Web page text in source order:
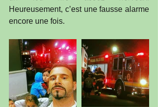
Heureusement, c’est une fausse alarme
encore une fois.